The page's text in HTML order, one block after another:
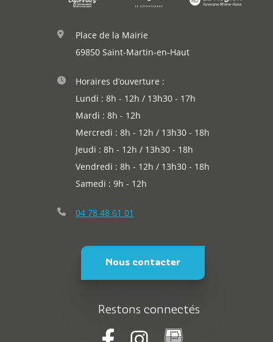
Place de la Mairie
69850 Saint-Martin-en-Haut
Horaires d’ouverture :
Lundi : 8h - 12h / 13h30 - 17h
Mardi : 8h - 12h
Mercredi : 8h - 12h / 13h30 - 18h
Jeudi : 8h - 12h / 13h30 - 18h
Vendredi : 8h - 12h / 13h30 - 18h
Samedi : 9h - 12h
04 78 48 61 01
Nous contacter
Restons connectés
Annuaire
Agenda